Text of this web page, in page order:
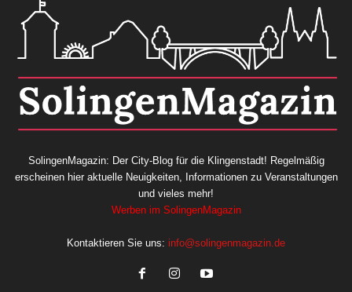
SolingenMagazin: Der City-Blog für die Klingenstadt! Regelmäßig
erscheinen hier aktuelle Neuigkeiten, Informationen zu Veranstaltungen
und vieles mehr!
Werben im SolingenMagazin
Kontaktieren Sie uns: info@solingenmagazin.de